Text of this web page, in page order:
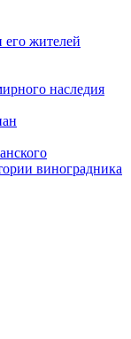
жителей
наследия
виноградника